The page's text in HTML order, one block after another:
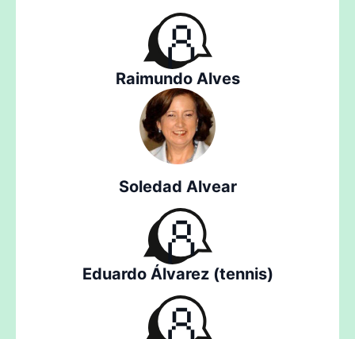
Raimundo Alves
Soledad Alvear
Eduardo Álvarez (tennis)